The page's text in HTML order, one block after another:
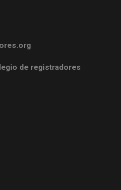
de registradores
(abre en ventana nueva)
(abre en ventana nueva)
(abre en ventana nueva)